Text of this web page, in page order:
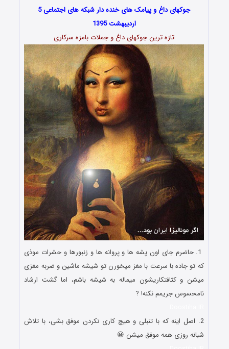
جوکهای داغ و پیامک های خنده دار شبکه های اجتماعی 5
اردیبهشت 1395
تازه ترین جوکهای داغ و جملات بامزه سرکاری
1. حاضرم جای اون پشه ها و پروانه ها و زنبورها و حشرات موذی
که تو جاده با سرعت با مغز میخورن تو شیشه ماشین و ضربه مغزی
میشن و کثافتکاریشون میماله به شیشه باشم، اما گشت ارشاد
نامحسوس جریمم نکنه! ?
2. اصل اینه که با تنبلی و هیچ کاری نکردن موفق بشی، با تلاش
شبانه روزی همه موفق میشن 😀